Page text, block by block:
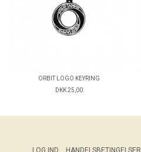
ORBIT LOGO KEYRING
DKK 25,00